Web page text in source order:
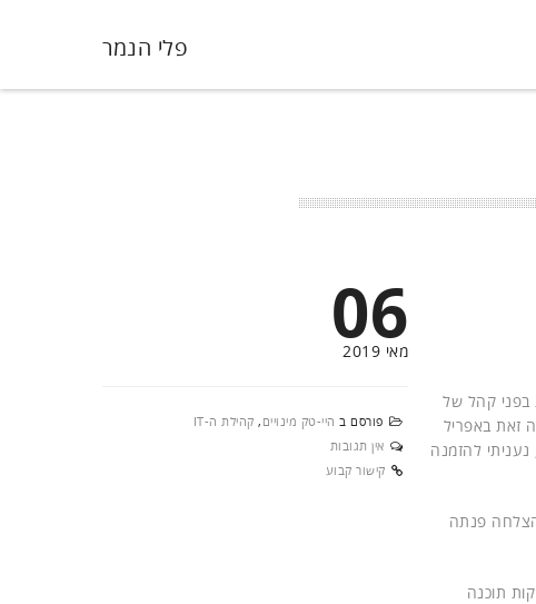
פלי הנמר
06
מאי 2019
פורסם ב היי-טק מינויים , קהילת ה-IT
אין תגובות
קישור קבוע
בפני קהל של
זאת באפריל
להזמנה
ההצלחה פנתה
תוכנה